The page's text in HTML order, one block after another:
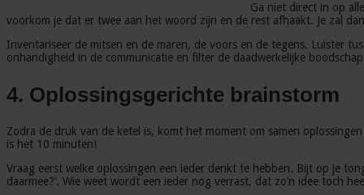
Ga niet direct in op
voorkom je dat er twee aan het woord zijn en de rest afhaakt. Je zal
Inventariseer de mitsen en de maren, de voors en de tegens. Luister
onhandigheid in de communicatie en filter de daadwerkelijke
4. Oplossingsgerichte brainstorm
Zodra de druk van de ketel is, komt het moment om samen
is het 10 minuten!
Vraag eerst welke oplossingen een ieder denkt te hebben. Bijt op je
daarmee?’. Wie weet wordt een ieder nog verrast, dat zo’n idee toch